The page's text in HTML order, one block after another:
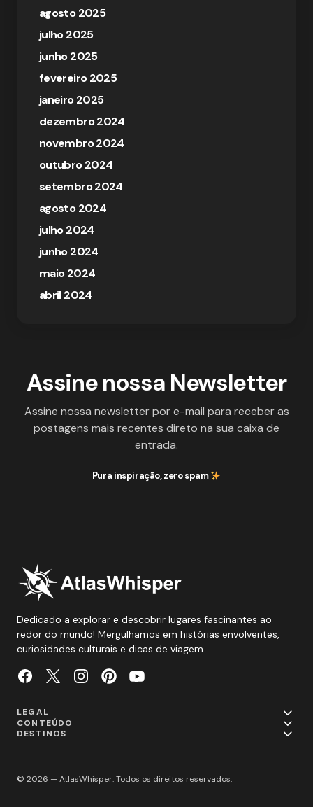
agosto 2025
julho 2025
junho 2025
fevereiro 2025
janeiro 2025
dezembro 2024
novembro 2024
outubro 2024
setembro 2024
agosto 2024
julho 2024
junho 2024
maio 2024
abril 2024
Assine nossa Newsletter
Assine nossa newsletter por e-mail para receber as
postagens mais recentes direto na sua caixa de
entrada.
Pura inspiração, zero spam
Dedicado a explorar e descobrir lugares fascinantes ao
redor do mundo! Mergulhamos em histórias envolventes,
curiosidades culturais e dicas de viagem.
LEGAL
CONTEÚDO
DESTINOS
© 2026 — AtlasWhisper. Todos os direitos reservados.